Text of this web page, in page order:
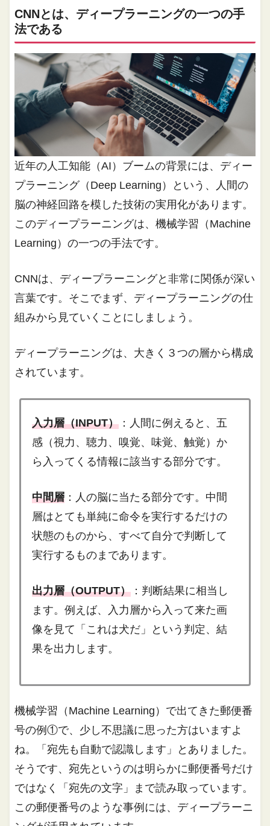
CNNとは、ディープラーニングの一つの手
法である
近年の人工知能（AI）ブームの背景には、ディー
プラーニング（Deep Learning）という、人間の
脳の神経回路を模した技術の実用化があります。
このディープラーニングは、機械学習（ Machine
Learning）の一つの手法です。
CNNは、ディープラーニングと非常に関係が深い
言葉です。そこでまず、ディープラーニングの仕
組みから見ていくことにしましょう。
ディープラーニングは、大きく３つの層から構成
されています。
入力層（INPUT） ：人間に例えると、 五
感（視力、聴力、嗅覚、味覚、触覚）か
ら入ってくる情報に該当する部分です。
中間層 ： 人の脳に当たる部分です。中間
層はとても単純に命令を実行するだけの
状態のものから、すべて自分で判断して
実行するものまであります。
出力層（OUTPUT） ： 判断結果に相当し
ます。例えば、入力層から入って来た画
像を見て「これは犬だ」という判定、結
果を出力します。
機械学習（Machine Learning）で出てきた郵便番
号の例①で、少し不思議に思った方はいますよ
ね。「宛先も自動で認識します」とありました。
そうです、宛先というのは明らかに郵便番号だけ
ではなく「宛先の文字」まで読み取っています。
この郵便番号のような事例には、 ディープラーニ